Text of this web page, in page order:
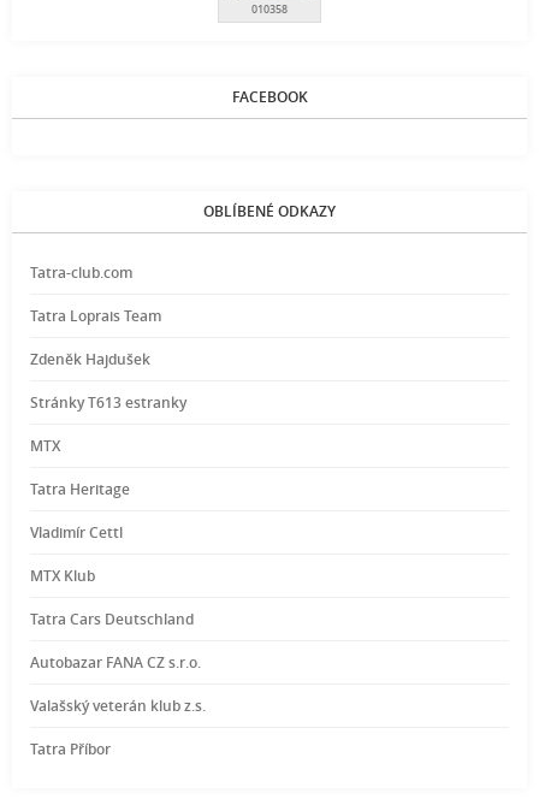
010358
FACEBOOK
OBLÍBENÉ ODKAZY
Tatra-club.com
Tatra Loprais Team
Zdeněk Hajdušek
Stránky T613 estranky
MTX
Tatra Heritage
Vladimír Cettl
MTX Klub
Tatra Cars Deutschland
Autobazar FANA CZ s.r.o.
Valašský veterán klub z.s.
Tatra Příbor